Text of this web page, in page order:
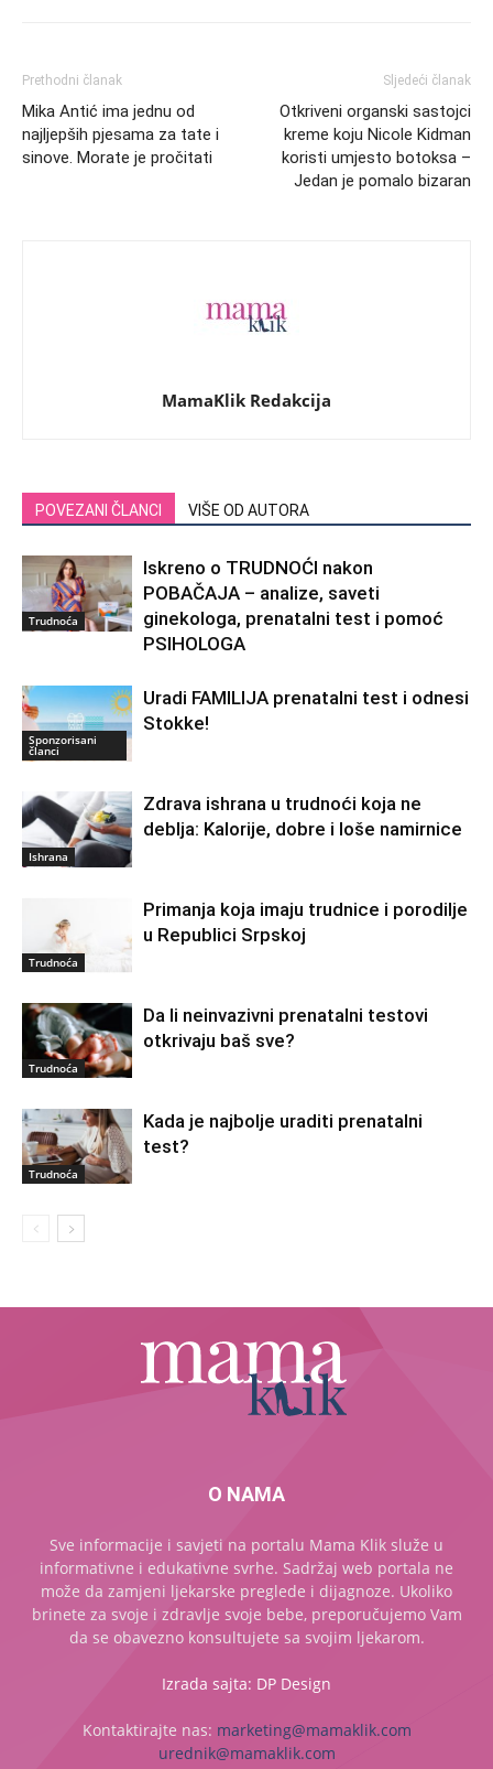
Prethodni članak
Mika Antić ima jednu od
najljepših pjesama za tate i
sinove. Morate je pročitati
Sljedeći članak
Otkriveni organski sastojci
kreme koju Nicole Kidman
koristi umjesto botoksa –
Jedan je pomalo bizaran
MamaKlik Redakcija
POVEZANI ČLANCI VIŠE OD AUTORA
Trudnoća
Iskreno o TRUDNOĆI nakon
POBAČAJA – analize, saveti
ginekologa, prenatalni test i pomoć
PSIHOLOGA
Sponzorisani
članci
Uradi FAMILIJA prenatalni test i odnesi
Stokke!
Ishrana
Zdrava ishrana u trudnoći koja ne
deblja: Kalorije, dobre i loše namirnice
Trudnoća
Primanja koja imaju trudnice i porodilje
u Republici Srpskoj
Trudnoća
Da li neinvazivni prenatalni testovi
otkrivaju baš sve?
Trudnoća
Kada je najbolje uraditi prenatalni
test?
O NAMA
Sve informacije i savjeti na portalu Mama Klik služe u
informativne i edukativne svrhe. Sadržaj web portala ne
može da zamjeni ljekarske preglede i dijagnoze. Ukoliko
brinete za svoje i zdravlje svoje bebe, preporučujemo Vam
da se obavezno konsultujete sa svojim ljekarom.
Izrada sajta: DP Design
Kontaktirajte nas: marketing@mamaklik.com
urednik@mamaklik.com